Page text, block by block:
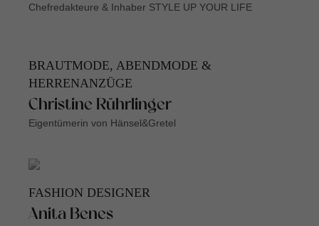
Chefredakteure & Inhaber STYLE UP YOUR LIFE
BRAUTMODE, ABENDMODE &
HERRENANZÜGE
Christine Rührlinger
Eigentümerin von Hänsel&Gretel
FASHION DESIGNER
Anita Benes